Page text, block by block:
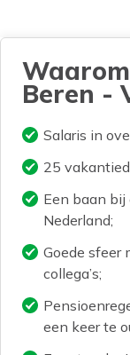
Beren -
Salaris in
25
Een baan bij
Nederland;
Goede sfeer
collega’s;
een keer te